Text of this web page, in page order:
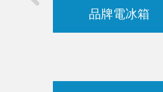
品牌電冰箱